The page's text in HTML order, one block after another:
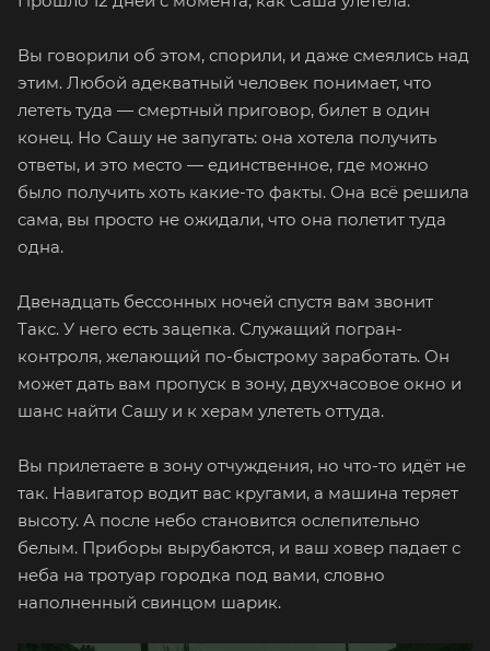
Вы говорили об этом, спорили, и даже смеялись над
этим. Любой адекватный человек понимает, что
лететь туда — смертный приговор, билет в один
конец. Но Сашу не запугать: она хотела получить
ответы, и это место — единственное, где можно
было получить хоть какие-то факты. Она всё решила
сама, вы просто не ожидали, что она полетит туда
одна.
Двенадцать бессонных ночей спустя вам звонит
Такс. У него есть зацепка. Служащий погран-
контроля, желающий по-быстрому заработать. Он
может дать вам пропуск в зону, двухчасовое окно и
шанс найти Сашу и к херам улететь оттуда.
Вы прилетаете в зону отчуждения, но что-то идёт не
так. Навигатор водит вас кругами, а машина теряет
высоту. А после небо становится ослепительно
белым. Приборы вырубаются, и ваш ховер падает с
неба на тротуар городка под вами, словно
наполненный свинцом шарик.